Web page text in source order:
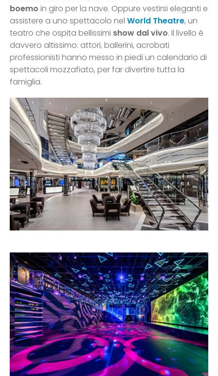
boemo in giro per la nave. Oppure vestirsi eleganti e
assistere a uno spettacolo nel World Theatre, un
teatro che ospita bellissimi show dal vivo. Il livello è
davvero altissimo: attori, ballerini, acrobati
professionisti hanno messo in piedi un calendario di
spettacoli mozzafiato, per far divertire tutta la
famiglia.